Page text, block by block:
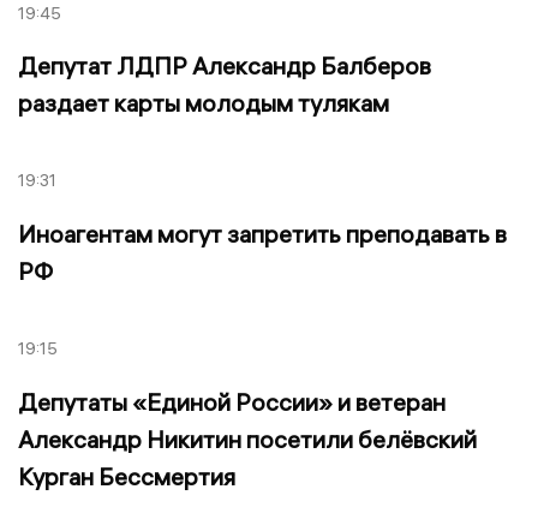
19:45
Депутат ЛДПР Александр Балберов
раздает карты молодым тулякам
19:31
Иноагентам могут запретить преподавать в
РФ
19:15
Депутаты «Единой России» и ветеран
Александр Никитин посетили белёвский
Курган Бессмертия